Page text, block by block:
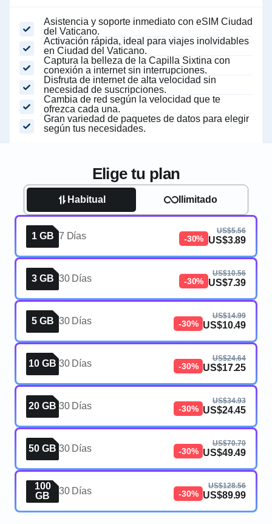
Asistencia y soporte inmediato con eSIM Ciudad
del Vaticano.
Activación rápida, ideal para viajes inolvidables
en Ciudad del Vaticano.
Captura la belleza de la Capilla Sixtina con
conexión a internet sin interrupciones.
Disfruta de internet de alta velocidad sin
necesidad de suscripciones.
Cambia de red según la velocidad que te
ofrezca cada una.
Gran variedad de paquetes de datos para elegir
según tus necesidades.
Elige tu plan
Habitual Ilimitado
1 GB 7 Días -30%
US$5.56
US$3.89
3 GB 30 Días -30%
US$10.56
US$7.39
5 GB 30 Días -30%
US$14.99
US$10.49
10 GB 30 Días -30%
US$24.64
US$17.25
20 GB 30 Días -30%
US$34.93
US$24.45
50 GB 30 Días -30%
US$70.70
US$49.49
100
GB
30 Días -30%
US$128.56
US$89.99